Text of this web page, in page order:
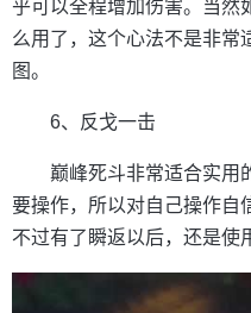
乎可以全程增加伤害。当然
么用了，这个心法不是非常
图。
6、反戈一击
巅峰死斗非常适合实用
要操作，所以对自己操作自
不过有了瞬返以后，还是使